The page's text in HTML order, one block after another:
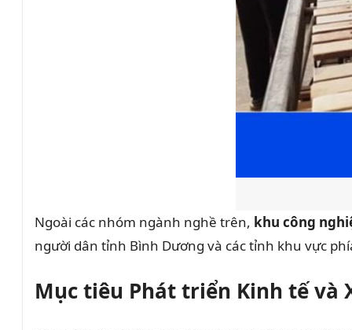
Ngoài các nhóm ngành nghề trên, khu công
người dân tỉnh Bình Dương và các tỉnh khu vực
Mục tiêu Phát triển Kinh tế và